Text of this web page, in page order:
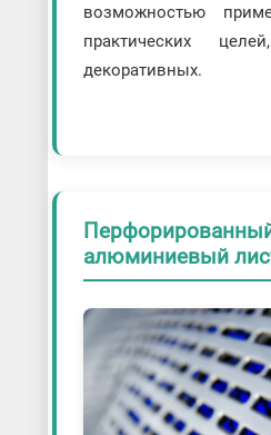
возможностью
практических
декоративных.
алюминиевый